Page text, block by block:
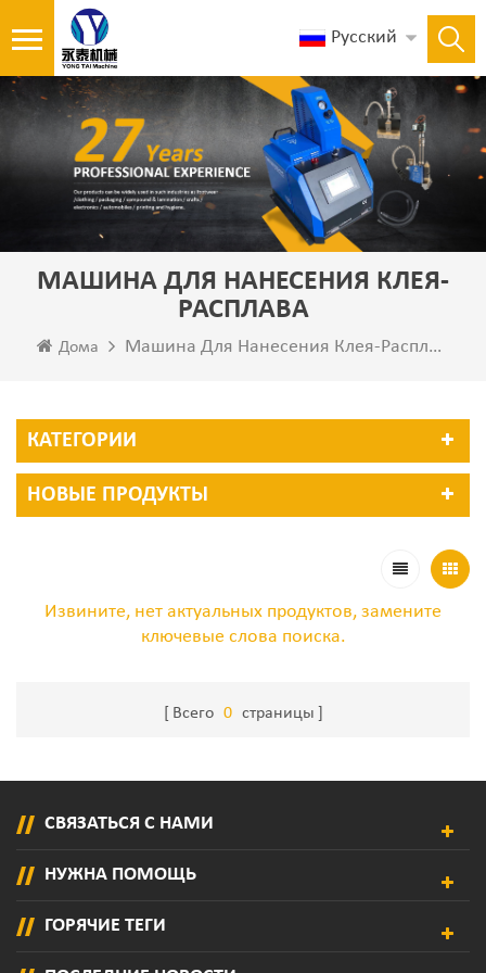
Русский
МАШИНА ДЛЯ НАНЕСЕНИЯ КЛЕЯ-
РАСПЛАВА
Дома Машина Для Нанесения Клея-Расплава
КАТЕГОРИИ
НОВЫЕ ПРОДУКТЫ
Извините, нет актуальных продуктов, замените
ключевые слова поиска.
Всего 0 страницы
СВЯЗАТЬСЯ С НАМИ
НУЖНА ПОМОЩЬ
ГОРЯЧИЕ ТЕГИ